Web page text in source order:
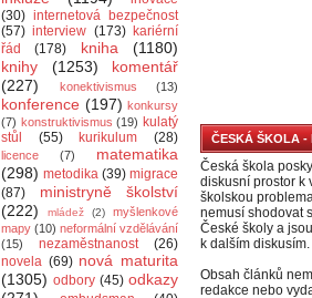
(30) internetová bezpečnost
(57) interview (173) kariérní
řád
(178) kniha
(1180)
knihy
(1253)
komentář
(227)
konektivismus (13)
konference (197) konkursy
(7) konstruktivismus (19) kulatý
stůl
(55) kurikulum (28)
licence (7)
matematika
(298) metodika (39) migrace
(87)
ministryně školství
(222)
mládež (2)
myšlenkové
mapy (10) neformální vzdělávání
(15)
nezaměstnanost
(26)
novela (69) nová maturita
(1305) odbory (45) odkazy
ČESKÁ ŠKOLA -
Česká škola
diskusní prostor k
školskou
nemusí shodovat
České školy a
k dalším diskusím.
Obsah článků
redakce nebo